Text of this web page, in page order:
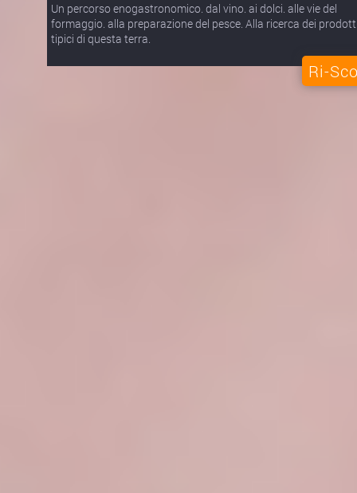
Un percorso enogastronomico. dal vino. ai dolci. alle vie del
formaggio. alla preparazione del pesce. Alla ricerca dei
tipici di questa terra.